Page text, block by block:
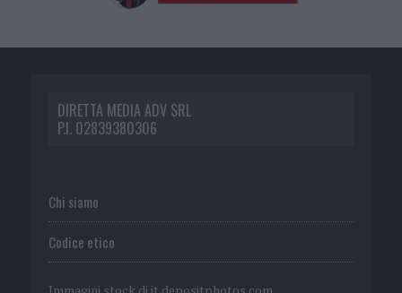
DIRETTA MEDIA ADV SRL
P.I. 02839380306
Chi siamo
Codice etico